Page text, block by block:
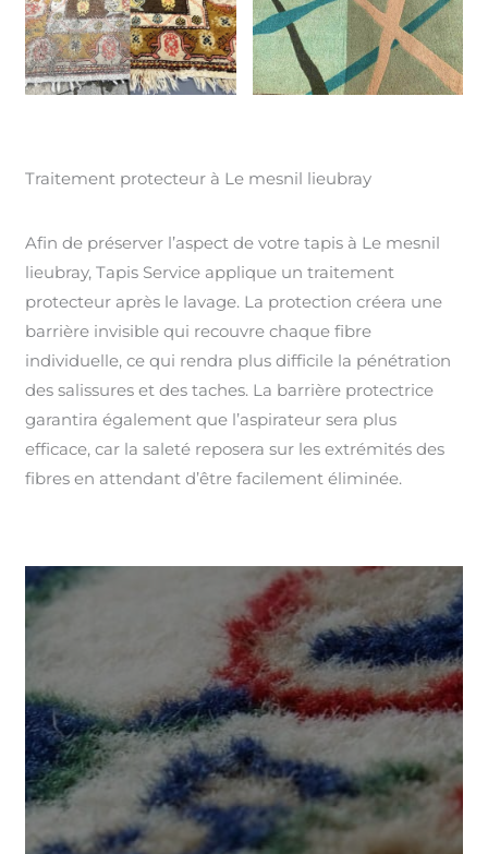
Traitement protecteur à Le mesnil lieubray
Afin de préserver l’aspect de votre tapis à Le mesnil
lieubray, Tapis Service applique un traitement
protecteur après le lavage. La protection créera une
barrière invisible qui recouvre chaque fibre
individuelle, ce qui rendra plus difficile la pénétration
des salissures et des taches. La barrière protectrice
garantira également que l’aspirateur sera plus
efficace, car la saleté reposera sur les extrémités des
fibres en attendant d’être facilement éliminée.